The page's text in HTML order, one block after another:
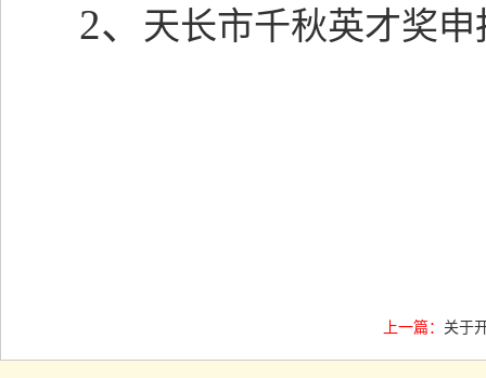
2、 天长市千秋英才奖申
上一篇： 关于